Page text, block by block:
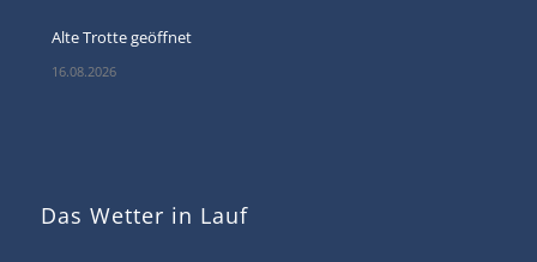
Alte Trotte geöffnet
16.08.2026
Das Wetter in Lauf